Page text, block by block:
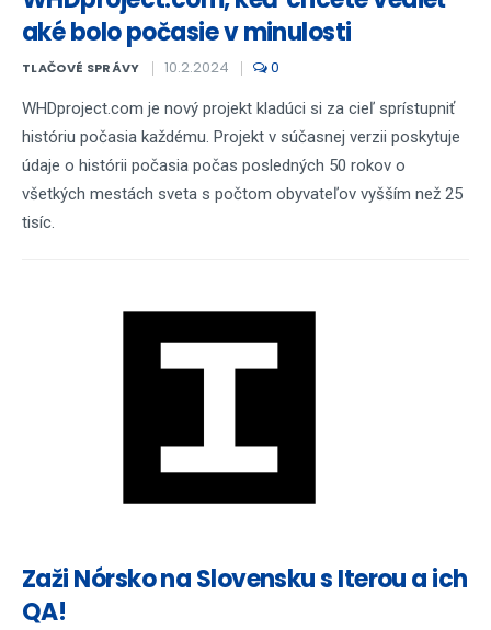
aké bolo počasie v minulosti
TLAČOVÉ SPRÁVY 10.2.2024 0
WHDproject.com je nový projekt kladúci si za cieľ sprístupniť
históriu počasia každému. Projekt v súčasnej verzii poskytuje
údaje o histórii počasia počas posledných 50 rokov o
všetkých mestách sveta s počtom obyvateľov vyšším než 25
tisíc.
Zaži Nórsko na Slovensku s Iterou a ich
QA!